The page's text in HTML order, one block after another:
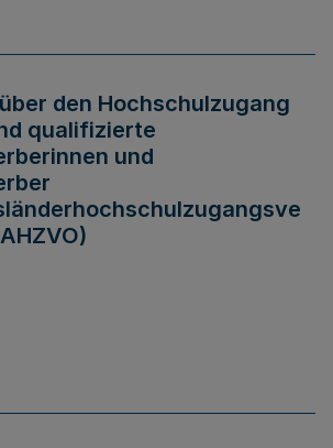
den Hochschulzugang
qualifizierte
und